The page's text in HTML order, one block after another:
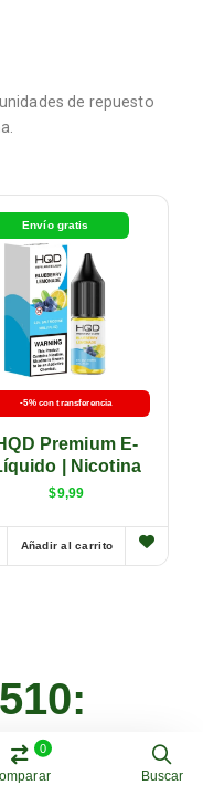
de repuesto
Envío gratis
-5% con transferencia
Premium E-
| Nicotina
$9,99
Añadir al carrito
0
Buscar